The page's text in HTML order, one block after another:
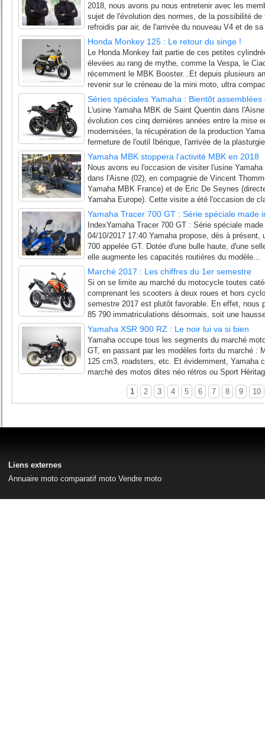
2018, nous avons pu nous entretenir avec les
sujet de l'évolution des normes, de la possibilité de
refroidis par air, de l'arrivée du nouveau V4 et de
Honda Monkey 125 : Le retour du singe !
Le Honda Monkey fait partie de ces petites
élevées au rang de mythe, comme la Vespa, le
récemment le MBK Booster...Et depuis plusieurs
revenir sur le créneau de la mini moto, ultra
Séries spéciales Yamaha : Bientôt
L'usine Yamaha MBK de Saint Quentin dans
évolution ces cinq dernières années entre la mise
modernisées, la récupération de la production
fermeture de l'outil Ibérique, l'arrivée de la
Yamaha MBK stoppera l'activité MBK en 2018
Nous avons eu l'occasion de visiter l'usine
dans l'Aisne (02), en compagnie de Vincent
Yamaha MBK France) et de Eric De Seynes
Yamaha Europe). Cette visite a été l'occasion de
Yamaha Tracer 700 GT : Série spéciale made
IndexYamaha Tracer 700 GT : Série spéciale
04/10/2017 17:40 Yamaha propose, dès à présent,
700 appelée GT. Dotée d'une bulle haute, d'une
elle augmente les capacités routières du modèle...
Marché 2017 : Les chiffres du 1er semestre
Si on se limite au marché du motocycle toutes
comprenant les scooters à deux roues et hors
semestre 2017 est plutôt favorable. En effet, nous
85 790 immatriculations désormais, soit une
Yamaha XSR 900 RZ : Le noir lui va si bien
Yamaha occupe tous les segments du marché
GT, en passant par les modèles forts du marché :
125 cm3, roadsters, etc. Et évidemment, Yamaha
marché des motos dites néo rétros ou Sport
1 2 3 4 5 6 7 8 9 10
Liens externes
Annuaire moto comparatif moto Vendre moto